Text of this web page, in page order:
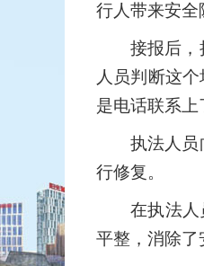
行人带来安全
接报后，
人员判断这
是电话联系上
执法人员
行修复。
在执法
平整，消除了